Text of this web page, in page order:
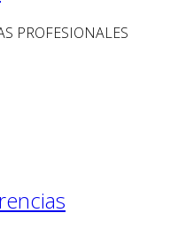
PROFESIONALES